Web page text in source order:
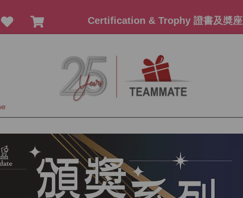
Certification & Trophy 證書及奬座